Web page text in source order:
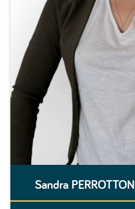
Sandra PERROTTON